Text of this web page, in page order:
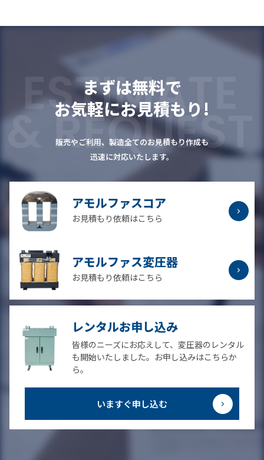
まずは無料で
お気軽にお見積もり!
販売やご利用、製造全てのお見積もり作成も
迅速に対応いたします。
アモルファスコア
お見積もり依頼はこちら
アモルファス変圧器
お見積もり依頼はこちら
レンタルお申し込み
皆様のニーズにお応えして、変圧器のレンタル
も開始いたしました。お申し込みはこちらか
ら。
いますぐ申し込む